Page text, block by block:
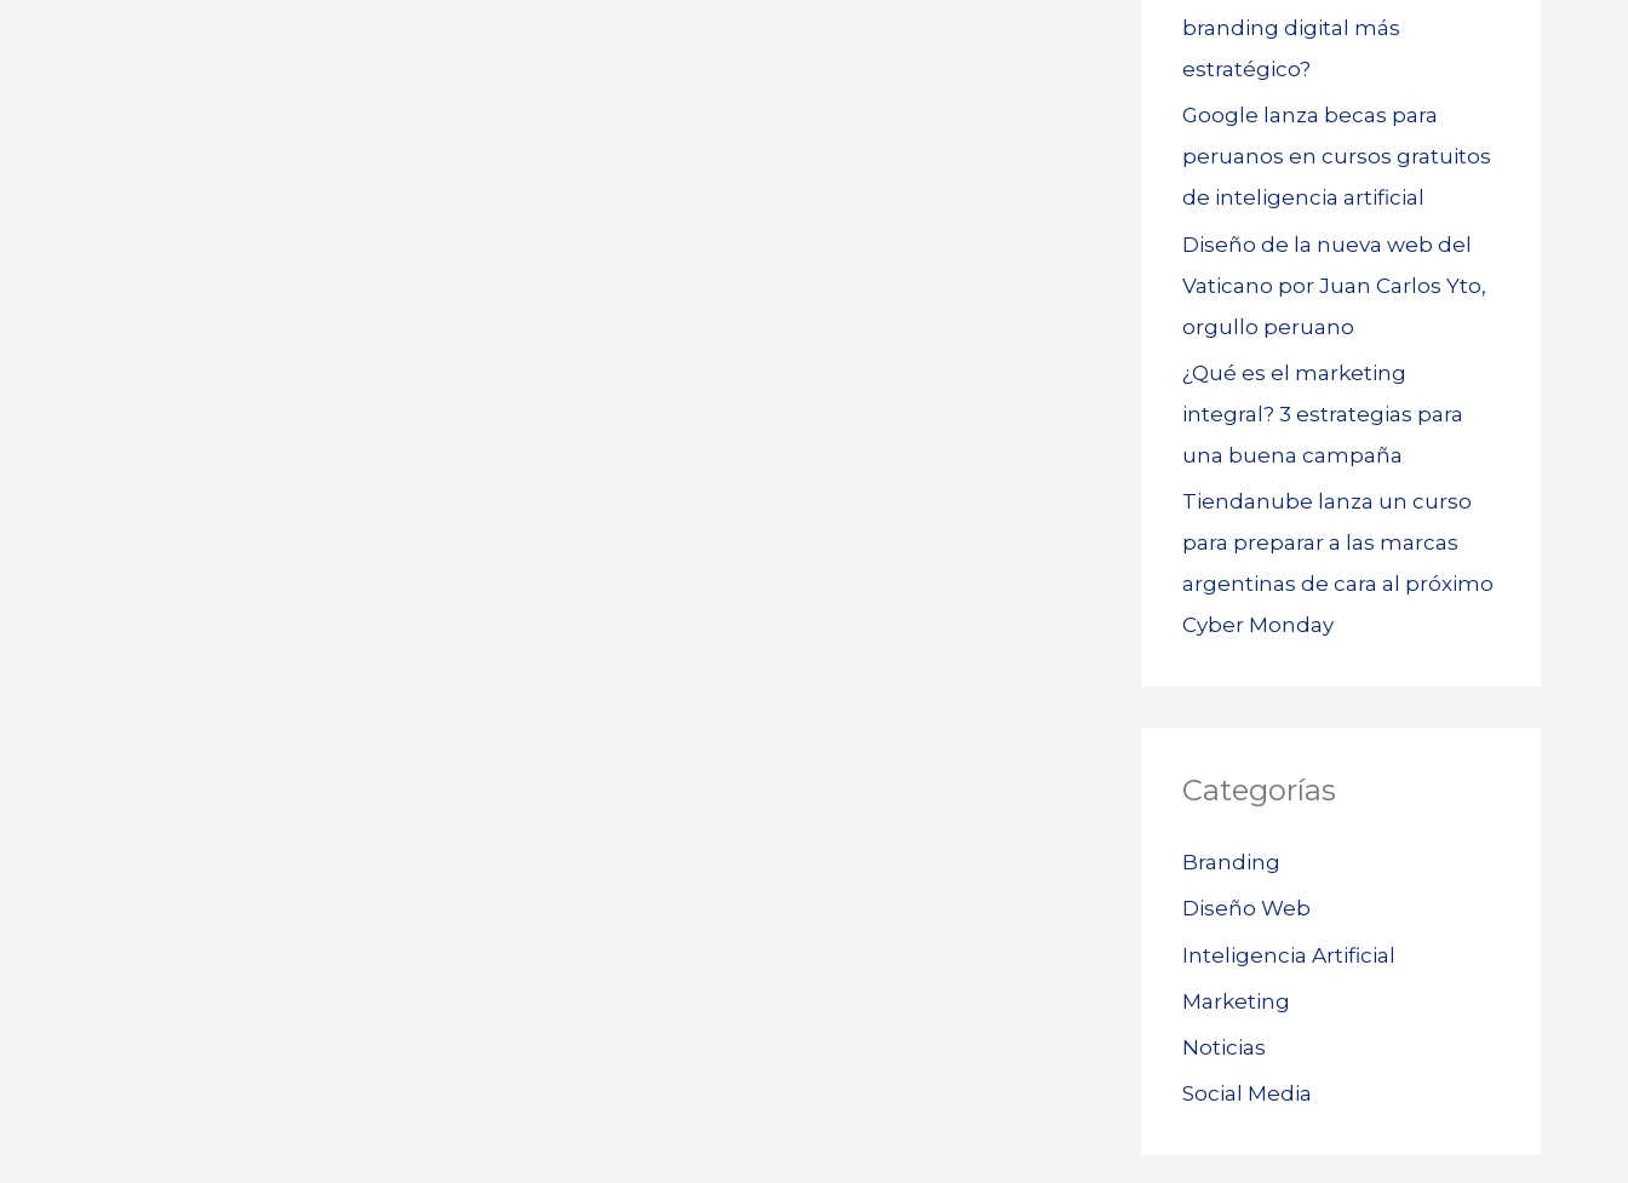
branding digital más
estratégico?
Google lanza becas para
peruanos en cursos gratuitos
de inteligencia artificial
Diseño de la nueva web del
Vaticano por Juan Carlos Yto,
orgullo peruano
¿Qué es el marketing
integral? 3 estrategias para
una buena campaña
Tiendanube lanza un curso
para preparar a las marcas
argentinas de cara al próximo
Cyber Monday
Categorías
Branding
Diseño Web
Inteligencia Artificial
Marketing
Noticias
Social Media